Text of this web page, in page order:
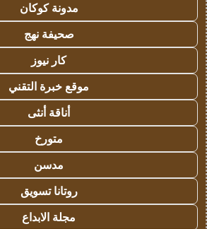
مدونة كوكان
صحيفة نهج
كار نيوز
موقع خبرة التقني
أناقة أنثى
متورخ
مدسن
روتانا تسويق
مجلة الابداع